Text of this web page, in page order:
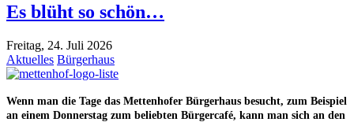
Es blüht so schön…
Freitag, 24. Juli 2026
Aktuelles Bürgerhaus
Wenn man die Tage das Mettenhofer Bürgerhaus besucht, zum Beispiel
an einem Donnerstag zum beliebten Bürgercafé, kann man sich an den